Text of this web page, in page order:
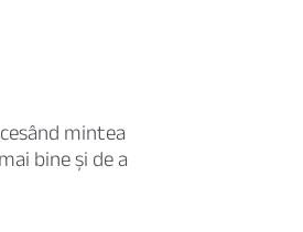
mintea
bine și de a